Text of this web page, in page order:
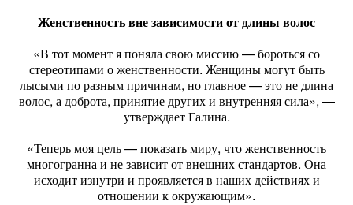
Женственность вне зависимости от длины волос
«В тот момент я поняла свою миссию — бороться со
стереотипами о женственности. Женщины могут быть
лысыми по разным причинам, но главное — это не длина
волос, а доброта, принятие других и внутренняя сила», —
утверждает Галина.
«Теперь моя цель — показать миру, что женственность
многогранна и не зависит от внешних стандартов. Она
исходит изнутри и проявляется в наших действиях и
отношении к окружающим».